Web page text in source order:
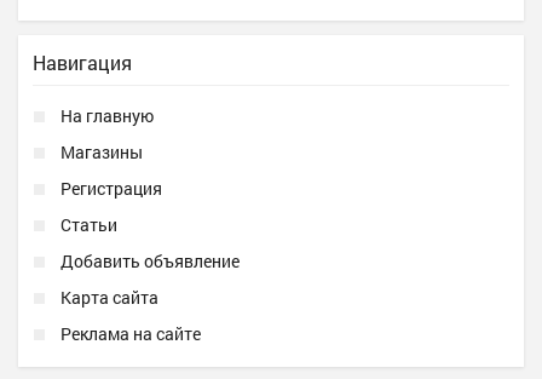
Навигация
На главную
Магазины
Регистрация
Статьи
Добавить объявление
Карта сайта
Реклама на сайте